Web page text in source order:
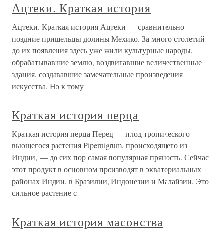
Ацтеки. Краткая история
Ацтеки. Краткая история Ацтеки — сравнительно
поздние пришельцы долины Мехико. За много столетий
до их появления здесь уже жили культурные народы,
обрабатывавшие землю, воздвигавшие величественные
здания, создававшие замечательные произведения
искусства. Но к тому
Краткая история перца
Краткая история перца Перец — плод тропического
вьющегося растения Pipernigrum, происходящего из
Индии, — до сих пор самая популярная пряность. Сейчас
этот продукт в основном производят в экваториальных
районах Индии, в Бразилии, Индонезии и Малайзии. Это
сильное растение с
Краткая история масонства